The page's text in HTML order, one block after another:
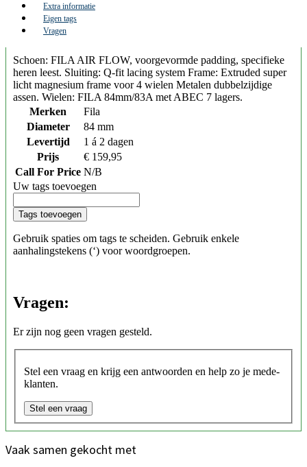
Extra informatie
Eigen tags
Vragen
Schoen: FILA AIR FLOW, voorgevormde padding, specifieke
heren leest. Sluiting: Q-fit lacing system Frame: Extruded super
licht magnesium frame voor 4 wielen Metalen dubbelzijdige
assen. Wielen: FILA 84mm/83A met ABEC 7 lagers.
Merken
Fila
Diameter
84 mm
Levertijd
1 á 2 dagen
Prijs
€ 159,95
Call For Price N/B
Uw tags toevoegen
Tags toevoegen
Gebruik spaties om tags te scheiden. Gebruik enkele
aanhalingstekens (‘) voor woordgroepen.
Vragen:
Er zijn nog geen vragen gesteld.
Stel een vraag en krijg een antwoorden en help zo je mede-
klanten.
Stel een vraag
Vaak samen gekocht met